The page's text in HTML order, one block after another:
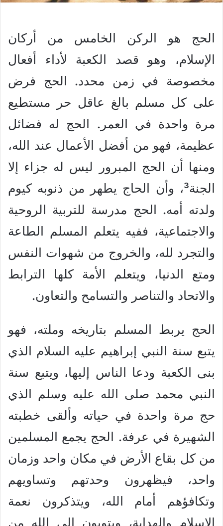
الحج هو الركن الخامس من أركان
الإسلام، وهو قصد الكعبة لأداء أفعال
مخصوصة في زمن محدد. الحج فرض
على كل مسلم بالغ عاقل حر مستطيع
مرة واحدة في العمر. الحج له فضائل
عظيمة، فهو من أفضل الأعمال عند الله،
ومنها أن الحج المبرور ليس له جزاء إلا
الجنة³، وأن الحاج يطهر من ذنوبه كيوم
ولدته أمه. الحج مدرسة للتربية الروحية
والاجتماعية، ففيه يتعلم المسلم الطاعة
والتجرد لله، والخروج من شهوات النفس
ومتع الدنيا، ويتعلم الأمة كلها الترابط
والاتحاد والتناصر والتسامح والتعاون.
الحج يربط المسلم بتاريخه وملته، فهو
يتبع سنة النبي إبراهيم عليه السلام الذي
بنى الكعبة ودعا الناس إليها، ويتبع سنة
النبي محمد صلى الله عليه وسلم الذي
حج مرة واحدة في حياته وألقى خطبته
الشهيرة في عرفة. الحج يجمع المسلمين
من كل بقاع الأرض في مكان واحد وزمان
واحد، فيظهرون وحدتهم وتساويهم
وتكافؤهم أمام الله، ويتذكرون نعمة
الإسلام والهداية، ويتوبون إلى الله من